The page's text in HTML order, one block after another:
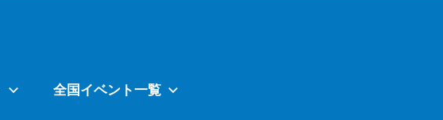
全国イベント一覧